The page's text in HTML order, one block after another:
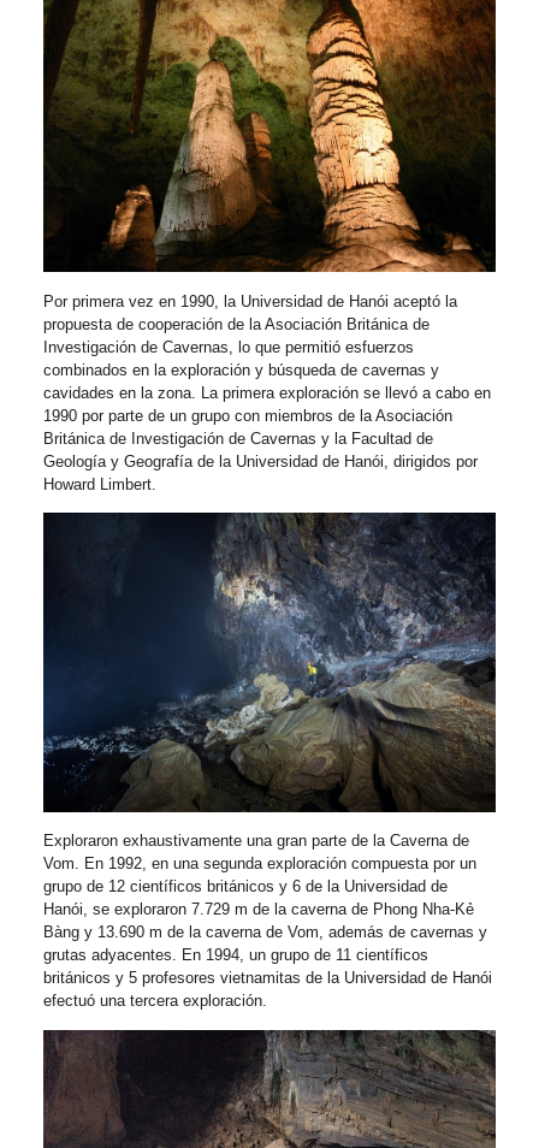
Por primera vez en 1990, la Universidad de Hanói aceptó la
propuesta de cooperación de la Asociación Británica de
Investigación de Cavernas, lo que permitió esfuerzos
combinados en la exploración y búsqueda de cavernas y
cavidades en la zona. La primera exploración se llevó a cabo en
1990 por parte de un grupo con miembros de la Asociación
Británica de Investigación de Cavernas y la Facultad de
Geología y Geografía de la Universidad de Hanói, dirigidos por
Howard Limbert.
Exploraron exhaustivamente una gran parte de la Caverna de
Vom. En 1992, en una segunda exploración compuesta por un
grupo de 12 científicos británicos y 6 de la Universidad de
Hanói, se exploraron 7.729 m de la caverna de Phong Nha-Kẻ
Bàng y 13.690 m de la caverna de Vom, además de cavernas y
grutas adyacentes. En 1994, un grupo de 11 científicos
británicos y 5 profesores vietnamitas de la Universidad de Hanói
efectuó una tercera exploración.